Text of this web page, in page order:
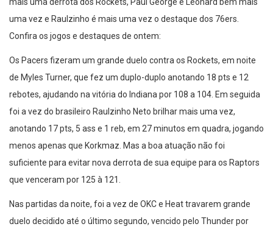
mais uma derrota dos Rockets, Paul George e Leonard bem mais
uma vez e Raulzinho é mais uma vez o destaque dos 76ers.
Confira os jogos e destaques de ontem:
Os Pacers fizeram um grande duelo contra os Rockets, em noite
de Myles Turner, que fez um duplo-duplo anotando 18 pts e 12
rebotes, ajudando na vitória do Indiana por 108 a 104. Em seguida
foi a vez do brasileiro Raulzinho Neto brilhar mais uma vez,
anotando 17 pts, 5 ass e 1 reb, em 27 minutos em quadra, jogando
menos apenas que Korkmaz. Mas a boa atuação não foi
suficiente para evitar nova derrota de sua equipe para os Raptors
que venceram por 125 à 121.
Nas partidas da noite, foi a vez de OKC e Heat travarem grande
duelo decidido até o último segundo, vencido pelo Thunder por